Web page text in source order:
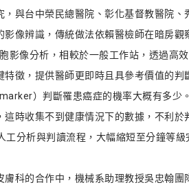
，與台中榮民總醫院、彰化基督教醫院
影像辨識，傳統做法依賴醫檢師在暗房
影像分析，相較於一般工作站，透過高
特徵，提供醫師更即時且具參考價值的
）判斷罹患癌症的機率大概有多少
這時收集不到健康情況下的數據，不利
工分析與判讀流程，大幅縮短至分鐘等
膚科的合作中，機械系助理教授吳忠翰